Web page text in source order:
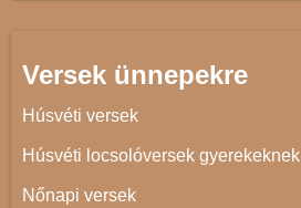
Versek ünnepekre
Húsvéti versek
Húsvéti locsolóversek gyerekeknek
Nőnapi versek